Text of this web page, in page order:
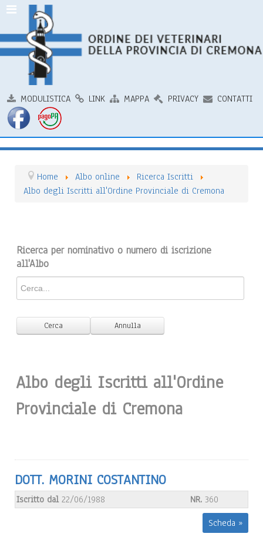
MODULISTICA LINK MAPPA PRIVACY CONTATTI
Home Albo online
Ricerca Iscritti
Albo degli Iscritti all'Ordine Provinciale di Cremona
Ricerca per nominativo o numero di iscrizione
all'Albo
Albo degli Iscritti all'Ordine
Provinciale di Cremona
DOTT. MORINI COSTANTINO
Iscritto dal 22/06/1988 NR. 360
Scheda »